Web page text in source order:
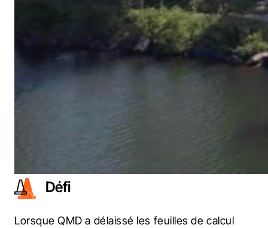
Défi
Lorsque QMD a délaissé les feuilles de calcul